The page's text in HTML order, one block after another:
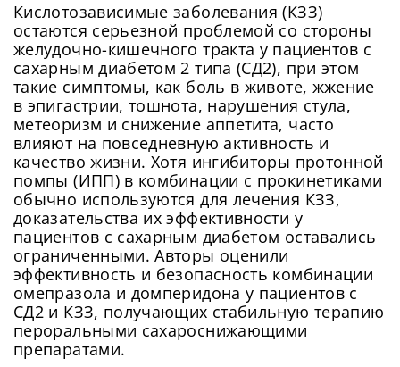
Кислотозависимые заболевания (КЗЗ)
остаются серьезной проблемой со стороны
желудочно-кишечного тракта у пациентов с
сахарным диабетом 2 типа (СД2), при этом
такие симптомы, как боль в животе, жжение
в эпигастрии, тошнота, нарушения стула,
метеоризм и снижение аппетита, часто
влияют на повседневную активность и
качество жизни. Хотя ингибиторы протонной
помпы (ИПП) в комбинации с прокинетиками
обычно используются для лечения КЗЗ,
доказательства их эффективности у
пациентов с сахарным диабетом оставались
ограниченными. Авторы оценили
эффективность и безопасность комбинации
омепразола и домперидона у пациентов с
СД2 и КЗЗ, получающих стабильную терапию
пероральными сахароснижающими
препаратами.